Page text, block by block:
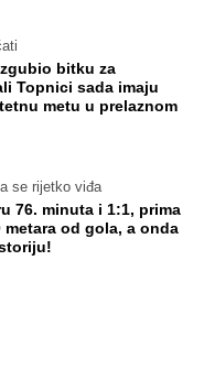
bitku za
Topnici sada imaju
metu u prelaznom
se rijetko viđa
76. minuta i 1:1, prima
metara od gola, a onda